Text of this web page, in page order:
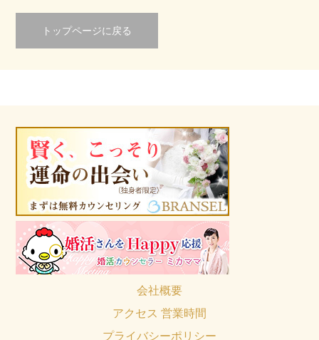
トップページに戻る
会社概要
アクセス 営業時間
プライバシーポリシー